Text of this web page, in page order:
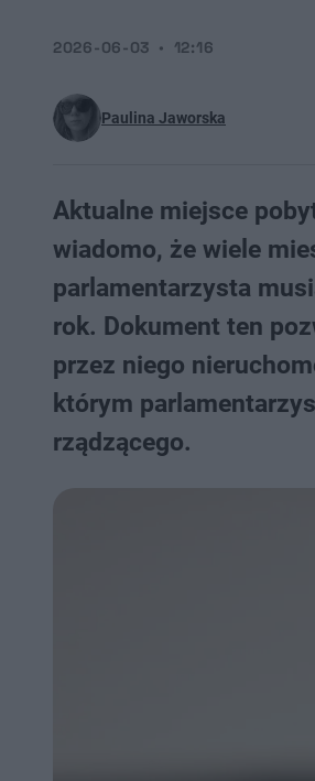
Paulina Jaworska
2026-06-03 12:16
Aktualne miejsce
wiadomo, że wiele
parlamentarzysta
rok. Dokument ten
przez niego
którym
rządzącego.